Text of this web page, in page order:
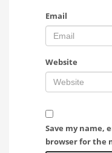
Email
Website
Save my name,
browser for the